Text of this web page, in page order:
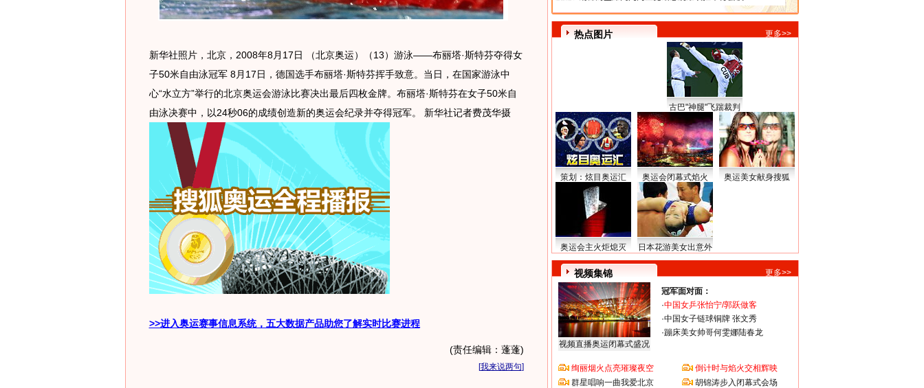
新华社照片，北京，2008年8月17日 （北京奥运）（13）游泳——布丽塔·斯特芬夺得女
子50米自由泳冠军 8月17日，德国选手布丽塔·斯特芬挥手致意。当日，在国家游泳中
心“水立方”举行的北京奥运会游泳比赛决出最后四枚金牌。布丽塔·斯特芬在女子50米自
由泳决赛中，以24秒06的成绩创造新的奥运会纪录并夺得冠军。 新华社记者费茂华摄
>>进入奥运赛事信息系统，五大数据产品助您了解实时比赛进程
(责任编辑：蓬蓬)
[我来说两句]
热点图片 更多>>
古巴"神腿"飞踹裁判
策划：炫目奥运汇 奥运会闭幕式焰火 奥运美女献身搜狐
奥运会主火炬熄灭 日本花游美女出意外
视频集锦 更多>>
视频直播奥运闭幕式盛况
冠军面对面：
·中国女乒张怡宁/郭跃做客
·中国女子链球铜牌 张文秀
·蹦床美女帅哥何雯娜陆春龙
绚丽烟火点亮璀璨夜空
群星唱响一曲我爱北京
倒计时与焰火交相辉映
胡锦涛步入闭幕式会场